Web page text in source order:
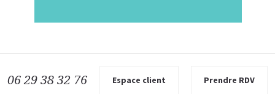
06 29 38 32 76 Espace client Prendre RDV